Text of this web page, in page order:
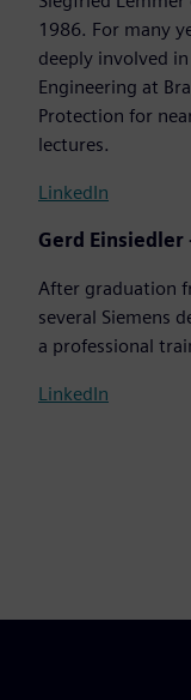
1986. For many
deeply involved
Engineering at
Protection for
lectures.
LinkedIn
Gerd Einsiedler
After graduation
several Siemens
a professional
LinkedIn